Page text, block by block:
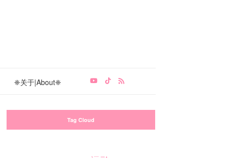
❈关于|About❈
Tag Cloud